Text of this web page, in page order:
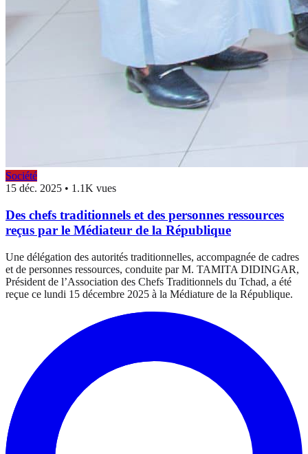
Société
15 déc. 2025 • 1.1K vues
Des chefs traditionnels et des personnes ressources
reçus par le Médiateur de la République
Une délégation des autorités traditionnelles, accompagnée de cadres
et de personnes ressources, conduite par M. TAMITA DIDINGAR,
Président de l’Association des Chefs Traditionnels du Tchad, a été
reçue ce lundi 15 décembre 2025 à la Médiature de la République.